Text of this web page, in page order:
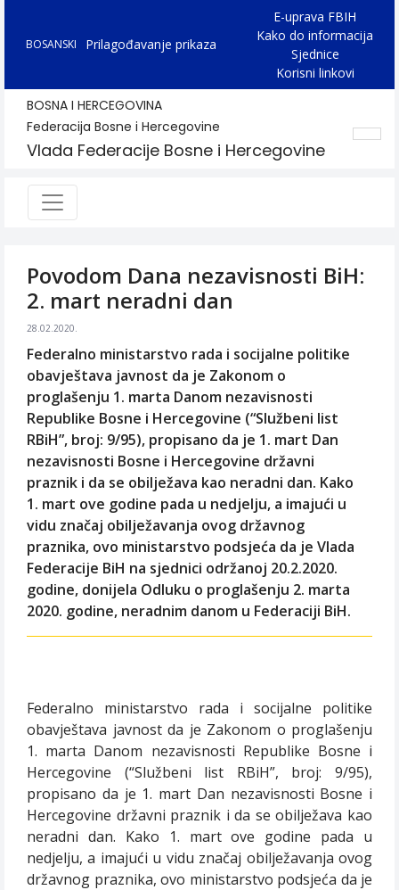
BOSANSKI Prilagođavanje prikaza
E-uprava FBIH
Kako do informacija
Sjednice
Korisni linkovi
BOSNA I HERCEGOVINA
Federacija Bosne i Hercegovine
Vlada Federacije Bosne i Hercegovine
Povodom Dana nezavisnosti BiH:
2. mart neradni dan
28.02.2020.
Federalno ministarstvo rada i socijalne politike
obavještava javnost da je Zakonom o
proglašenju 1. marta Danom nezavisnosti
Republike Bosne i Hercegovine (“Službeni list
RBiH”, broj: 9/95), propisano da je 1. mart Dan
nezavisnosti Bosne i Hercegovine državni
praznik i da se obilježava kao neradni dan. Kako
1. mart ove godine pada u nedjelju, a imajući u
vidu značaj obilježavanja ovog državnog
praznika, ovo ministarstvo podsjeća da je Vlada
Federacije BiH na sjednici održanoj 20.2.2020.
godine, donijela Odluku o proglašenju 2. marta
2020. godine, neradnim danom u Federaciji BiH.
Federalno ministarstvo rada i socijalne politike
obavještava javnost da je Zakonom o proglašenju
1. marta Danom nezavisnosti Republike Bosne i
Hercegovine (“Službeni list RBiH”, broj: 9/95),
propisano da je 1. mart Dan nezavisnosti Bosne i
Hercegovine državni praznik i da se obilježava kao
neradni dan. Kako 1. mart ove godine pada u
nedjelju, a imajući u vidu značaj obilježavanja ovog
državnog praznika, ovo ministarstvo podsjeća da je